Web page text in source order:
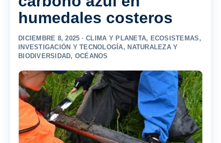
humedales costeros
DICIEMBRE 8, 2025 ·CLIMA Y PLANETA, ECOSISTEMAS ,
INVESTIGACIÓN Y TECNOLOGÍA, NATURALEZA Y
BIODIVERSIDAD, OCÉANOS